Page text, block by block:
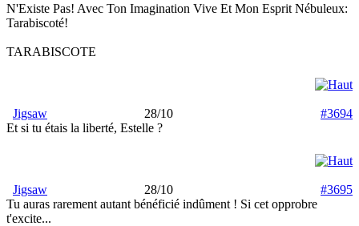
N'Existe Pas! Avec Ton Imagination Vive Et Mon Esprit Nébuleux:
Tarabiscoté!
TARABISCOTE
Jigsaw 28/10
#3694
Et si tu étais la liberté, Estelle ?
Jigsaw 28/10
#3695
Tu auras rarement autant bénéficié indûment ! Si cet opprobre
t'excite...